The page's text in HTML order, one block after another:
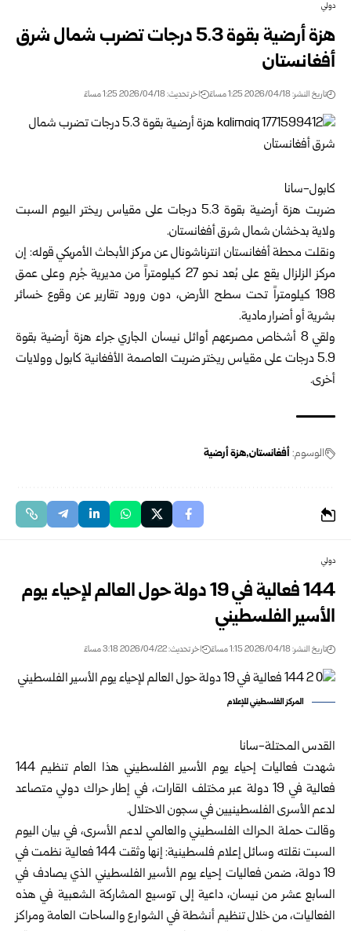
دولي
هزة أرضية بقوة 5.3 درجات تضرب شمال شرق
أفغانستان
تاريخ النشر: 2026/04/18 1:25 مساءً اخر تحديث: 2026/04/18 1:25 مساءً
كابول-سانا
ضربت هزة أرضية بقوة 5.3 درجات على مقياس ريختر اليوم السبت
ولاية بدخشان شمال شرق أفغانستان.
ونقلت محطة أفغانستان انترناشونال عن مرکز الأبحاث الأمریكي قوله: إن
مركز الزلزال يقع على بُعد نحو 27 كيلومتراً من مديرية جُرم وعلى عمق
198 كيلومتراً تحت سطح الأرض، دون ورود تقارير عن وقوع خسائر
بشرية أو أضرار مادية.
ولقي 8 أشخاص مصرعهم أوائل نيسان الجاري جراء هزة أرضية بقوة
5.9 درجات على مقياس ريختر ضربت العاصمة الأفغانية كابول وولايات
أخرى.
الوسوم: أفغانستان هزة أرضية
دولي
144 فعالية في 19 دولة حول العالم لإحياء يوم
الأسير الفلسطيني
تاريخ النشر: 2026/04/18 1:15 مساءً اخر تحديث: 2026/04/22 3:18 مساءً
المركز الفلسطيني للإعلام
القدس المحتلة-سانا
شهدت فعاليات إحياء يوم الأسير الفلسطيني هذا العام تنظيم 144
فعالية في 19 دولة عبر مختلف القارات، في إطار حراك دولي متصاعد
لدعم الأسرى الفلسطينيين في سجون الاحتلال.
وقالت حملة الحراك الفلسطيني والعالمي لدعم الأسرى، في بيان اليوم
السبت نقلته وسائل إعلام فلسطينية: إنها وثقت 144 فعالية نظمت في
19 دولة، ضمن فعاليات إحياء يوم الأسير الفلسطيني الذي يصادف في
السابع عشر من نيسان، داعية إلى توسيع المشاركة الشعبية في هذه
الفعاليات، من خلال تنظيم أنشطة في الشوارع والساحات العامة ومراكز